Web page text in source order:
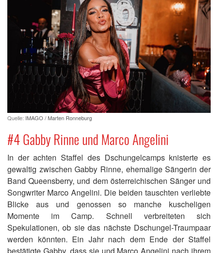
Quelle: IMAGO / Marten Ronneburg
#4 Gabby Rinne und Marco Angelini
In der achten Staffel des Dschungelcamps knisterte es
gewaltig zwischen Gabby Rinne, ehemalige Sängerin der
Band Queensberry, und dem österreichischen Sänger und
Songwriter Marco Angelini. Die beiden tauschten verliebte
Blicke aus und genossen so manche kuscheligen
Momente im Camp. Schnell verbreiteten sich
Spekulationen, ob sie das nächste Dschungel-Traumpaar
werden könnten. Ein Jahr nach dem Ende der Staffel
bestätigte Gabby, dass sie und Marco Angelini nach ihrem